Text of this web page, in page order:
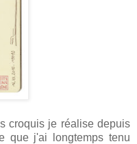
croquis je réalise depuis
que j'ai longtemps tenu